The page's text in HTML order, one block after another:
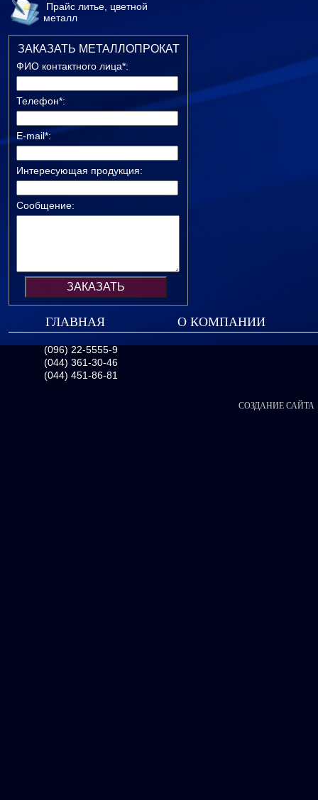
Прайс литье, цветной
металл
ЗАКАЗАТЬ МЕТАЛЛОПРОКАТ
ФИО контактного лица*:
Телефон*:
E-mail*:
Интересующая продукция:
Сообщение:
ГЛАВНАЯ О КОМПАНИИ
(096) 22-5555-9
(044) 361-30-46
(044) 451-86-81
СОЗДАНИЕ САЙТА